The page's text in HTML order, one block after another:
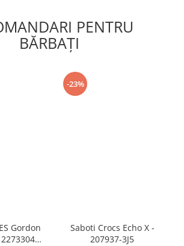
PENTRU
BĂRBAŢI
Gordon
-23%
Saboti Crocs Echo X -
207937-3J5